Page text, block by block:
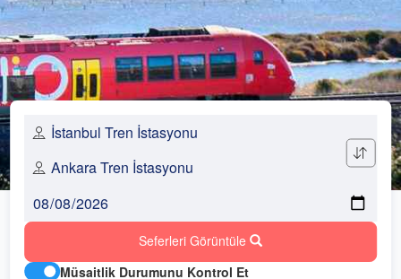
Seferleri Görüntüle
Müsaitlik Durumunu Kontrol Et